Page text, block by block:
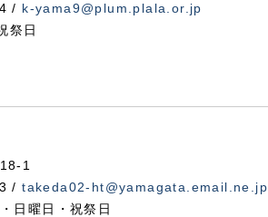
/ k-yama9@plum.plala.or.jp
祭日
1
/takeda02-ht@yamagata.email.ne.jp
日曜日・祝祭日